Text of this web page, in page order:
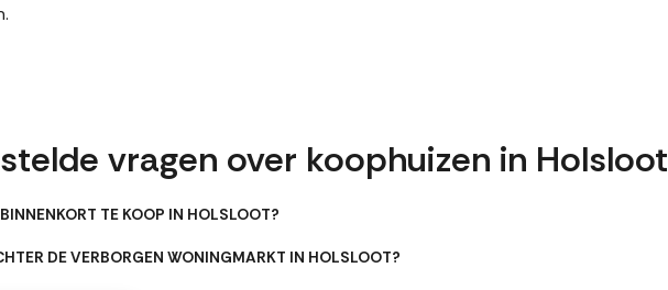
vragen over koophuizen in Holsloot
TE KOOP IN HOLSLOOT?
DE VERBORGEN WONINGMARKT IN HOLSLOOT?